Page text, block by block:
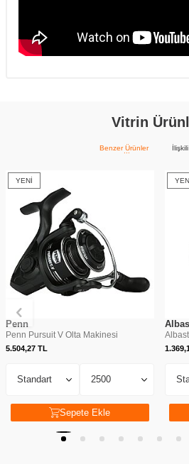
Vitrin
Benzer Ürünler
YENI
Penn
Penn Pursuit V Olta Makinesi
5.504,27 TL
Sepete Ekle